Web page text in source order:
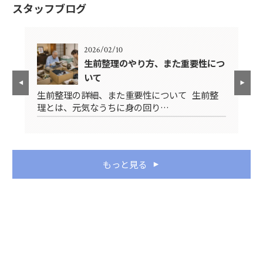
スタッフブログ
2026/02/10
生前整理のやり方、また重要性につ
いて
生前整理の詳細、また重要性について 生前整
理とは、元気なうちに身の回り…
もっと見る